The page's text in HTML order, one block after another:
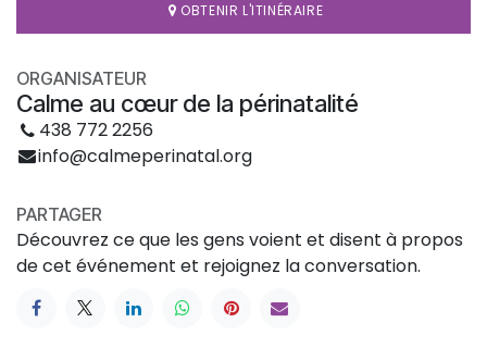
OBTENIR L'ITINÉRAIRE
ORGANISATEUR
Calme au cœur de la périnatalité
438 772 2256
info@calmeperinatal.org
PARTAGER
Découvrez ce que les gens voient et disent à propos
de cet événement et rejoignez la conversation.